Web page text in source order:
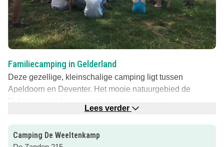
Familiecamping in Gelderland
Deze gezellige, kleinschalige camping ligt tussen
Apeldoorn en Deventer. Het mooie natuurgebied de
Apenheulof Paleis het Loo zijn
makkelijk te doen vanaf deze camping in Teuge. Het para-
en zweefvliegcentrum ligt op loopafstand van de camping,
Lees verder
Camping De Weeltenkamp